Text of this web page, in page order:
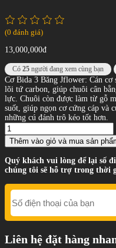
(0 đánh giá)
13,000,000đ
Có 25 người đang xem cùng bạn
Cơ Bida 3 Băng Jflower: Cán cơ
lõi tứ carbon, giúp chuôi cân
lực. Chuôi còn được làm từ gỗ
suốt, giúp ngọn cơ cứng cáp và
những cú đánh trô kéo tốt hơn.
Thêm vào giỏ và mua sản
Quý khách vui lòng để lại số
chúng tôi sẽ hỗ trợ trong thời
Liên hệ đặt hàng